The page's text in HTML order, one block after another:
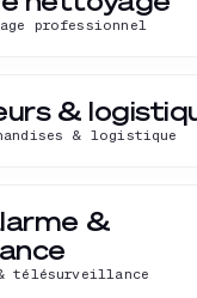
professionnel
&
& logistique
&
télésurveillance